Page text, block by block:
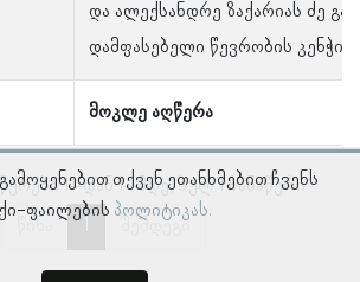
მოკლე აღწერა
და ალექსანდრე ზაქარიას ძე
დამფასებელი წევრობის
1–დან 1–მდე, სულ 1 ჩანაწერი
წინა
შემდეგი
თქვენ ეთანხმებით ჩვენს
ფაილების პოლიტიკას.